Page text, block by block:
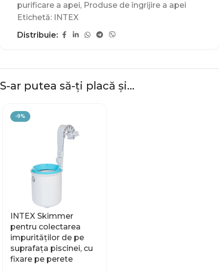
purificare a apei, Produse de îngrijire a apei
Etichetă: INTEX
Distribuie:
S-ar putea să-ți placă și…
-9%
INTEX Skimmer
pentru colectarea
impurităților de pe
suprafața piscinei, cu
fixare pe perete